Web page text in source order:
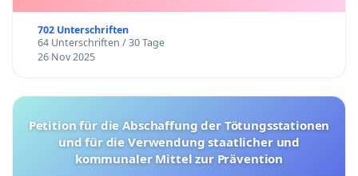
702 Unterschriften
64 Unterschriften / 30 Tage
26 Nov 2025
Petition für die Abschaffung der Tötungsstationen
und für die Verwendung staatlicher und
kommunaler Mittel zur Prävention